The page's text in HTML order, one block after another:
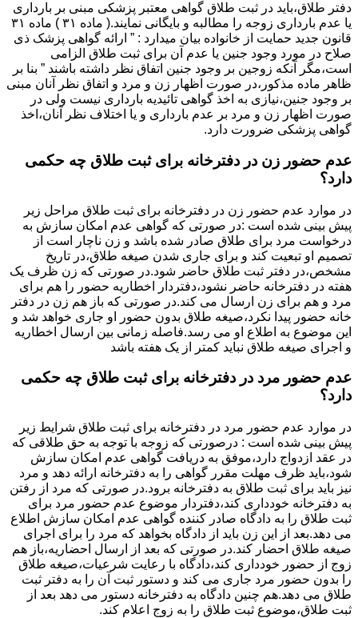
دفتر طلاق،باید در ثبت طلاق گواهی معتبر پزشکی مبنی بر بارداری
یا عدم بارداری زوجه را مطالبه و بایگانی نمایند.( ماده ۳۱ ) ماده ۳۱
قانون جدید حمایت از خانواده بیان میدارد : ” ارائه گواهی پزشک ذی
صلاح در مورد وجود جنین یا عدم آن برای ثبت طلاق الزامی
است،مگر آنکه زوجین بر وجود جنین اتفاق نظر داشته باشند ” بنا بر
ظاهر ماده مذکور،در صورت اظهار زن و مرد و اتفاق نظر آنان مبنی
بر وجود جنین،نیازی به اخذ گواهی تائیدیه بارداری نیست ولی در
صورت اظهار زن و مرد بر عدم بارداری و یا اختلاف نظر آنان،اخذ
گواهی پزشکی ضرورت دارد.
عدم حضور زن در دفترخانه برای ثبت طلاق چه حکمی
دارد؟
در موارد عدم حضور زن در دفترخانه برای ثبت طلاق مراحل زیر
پیش بینی شده است :در صورتی که گواهی عدم امکان سازش به
درخواست مرد برای طلاق صادر شده باشد و زن ناچار است از
تصمیم او تبعیت کند و برای جاری شدن صیغه طلاق،در تاریخ
مشخص،در دفتر ثبت طلاق حاضر شود.در صورتی که زن ظرف یک
هفته در دفترخانه حاضر نشود،دفتردار اخطاریه حضور را هم برای
مرد و هم برای زن ارسال می کند.در صورتی که باز هم زن در دفتر
خانه حضور پیدا نکرد،صیغه طلاق بدون حضور او جاری خواهد شد و
این موضوع به اطلاع او می رسد.فاصله زمانی بین ارسال اخطاریه
و اجرای صیغه طلاق نباید کمتر از یک هفته باشد
عدم حضور مرد در دفترخانه برای ثبت طلاق چه حکمی
دارد؟
در موارد عدم حضور مرد در دفترخانه برای ثبت طلاق شرایط زیر
پیش بینی شده است : درصورتی که زوجه با توجه به حق طلاقی که
در عقد ازدواج دارد،موفق به دریافت گواهی عدم امکان سازش
شود،باید ظرف مهلت مقرر گواهی را به دفترخانه ارائه دهد و مرد
نیز باید برای ثبت طلاق به دفترخانه برود.در صورتی که مرد از رفتن
به دفترخانه خودداری کند،دفتردار موضوع عدم حضور مرد برای
ثبت طلاق را به دادگاه صادر کننده گواهی عدم امکان سازش اطلاع
می دهد.بعد از این زن باید از دادگاه بخواهد که مرد را برای اجرای
صیغه طلاق احضار کند.در صورتی که بعد از ارسال احضاریه،باز هم
زوج از حضور خودداری کند،دادگاه با رعایت شرعیات،صیغه طلاق
را بدون حضور مرد جاری می کند و دستور ثبت آن را به دفتر ثبت
طلاق می دهد.هم چنین دادگاه به دفترخانه دستور می دهد بعد از
ثبت طلاق،موضوع ثبت طلاق را به زوج اعلام کند.